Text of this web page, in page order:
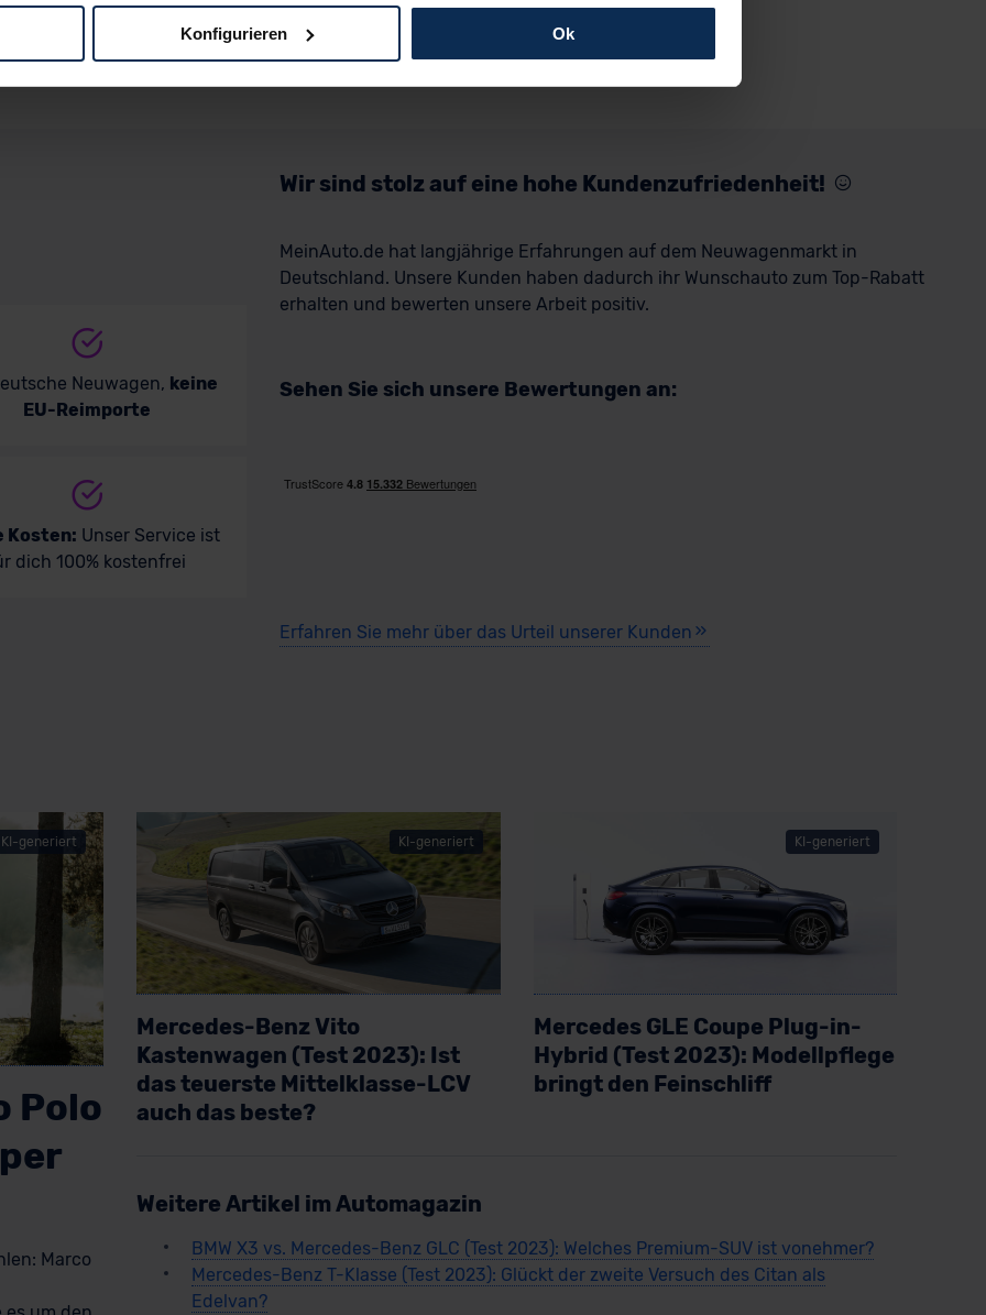
Sie hierzu Ihre Einwilligung freiwillig erteilen. Nähere Informationen zu den bestehenden
Konfigurieren Ok
Neuwagen, keine
EU-Reimporte
Kosten: Unser Service ist
dich 100% kostenfrei
Wir sind stolz auf eine hohe Kundenzufriedenheit!
MeinAuto.de hat langjährige Erfahrungen auf dem Neuwagenmarkt in
Deutschland. Unsere Kunden haben dadurch ihr Wunschauto zum Top-Rabatt
erhalten und bewerten unsere Arbeit positiv.
Sehen Sie sich unsere Bewertungen an:
Erfahren Sie mehr über das Urteil unserer Kunden
KI-generiert
Polo
Marco
KI-generiert
Mercedes-Benz Vito
Kastenwagen (Test 2023): Ist
das teuerste Mittelklasse-LCV
auch das beste?
KI-generiert
Mercedes GLE Coupe Plug-in-
Hybrid (Test 2023): Modellpflege
bringt den Feinschliff
Weitere Artikel im Automagazin
BMW X3 vs. Mercedes-Benz GLC (Test 2023): Welches Premium-SUV ist vonehmer?
Mercedes-Benz T-Klasse (Test 2023): Glückt der zweite Versuch des Citan als
Edelvan?